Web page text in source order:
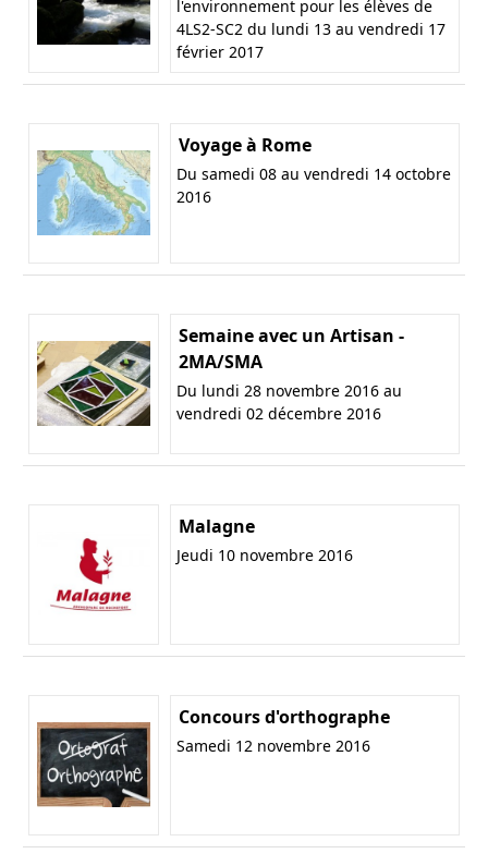
l'environnement pour les élèves de
4LS2-SC2 du lundi 13 au vendredi 17
février 2017
Voyage à Rome
Du samedi 08 au vendredi 14 octobre
2016
Semaine avec un Artisan -
2MA/SMA
Du lundi 28 novembre 2016 au
vendredi 02 décembre 2016
Malagne
Jeudi 10 novembre 2016
Concours d'orthographe
Samedi 12 novembre 2016